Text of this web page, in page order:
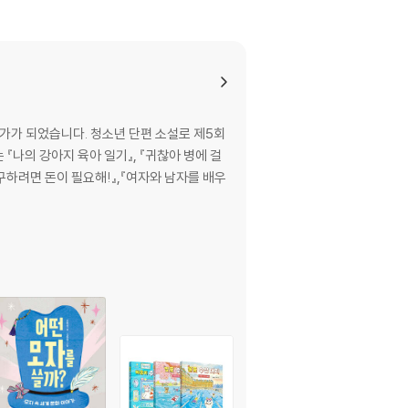
가 되었습니다. 청소년 단편 소설로 제5회
의 강아지 육아 일기』, 『귀찮아 병에 걸